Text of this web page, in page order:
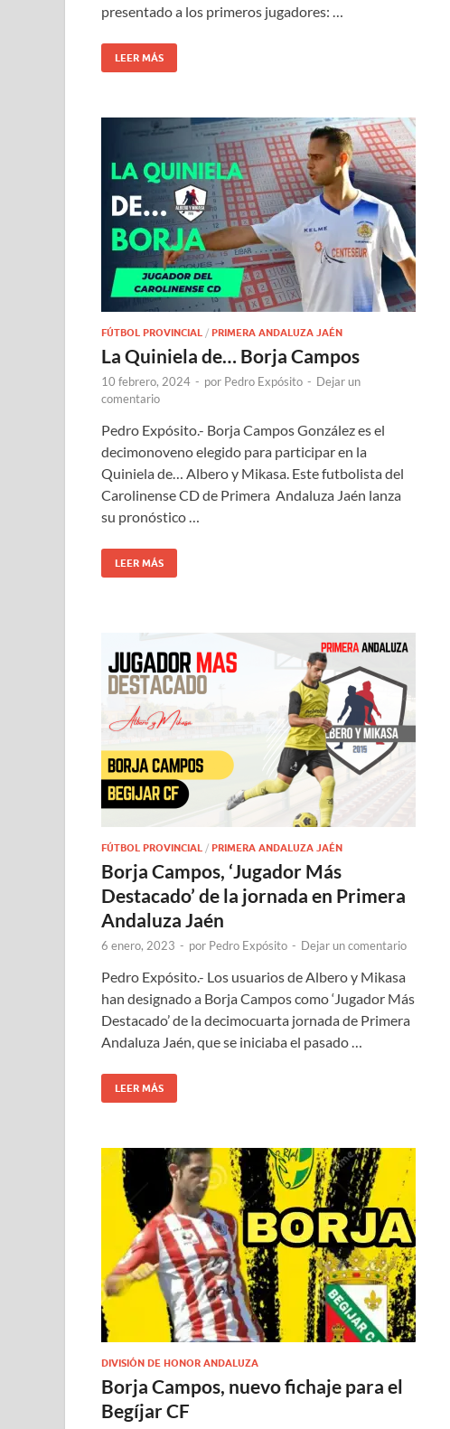
presentado a los primeros jugadores: …
LEER MÁS
FÚTBOL PROVINCIAL / PRIMERA ANDALUZA JAÉN
La Quiniela de… Borja Campos
10 febrero, 2024 - por Pedro Expósito - Dejar un
comentario
Pedro Expósito.- Borja Campos González es el
decimonoveno elegido para participar en la
Quiniela de… Albero y Mikasa. Este futbolista del
Carolinense CD de Primera Andaluza Jaén lanza
su pronóstico …
LEER MÁS
FÚTBOL PROVINCIAL / PRIMERA ANDALUZA JAÉN
Borja Campos, ‘Jugador Más
Destacado’ de la jornada en Primera
Andaluza Jaén
6 enero, 2023 - por Pedro Expósito - Dejar un comentario
Pedro Expósito.- Los usuarios de Albero y Mikasa
han designado a Borja Campos como ‘Jugador Más
Destacado’ de la decimocuarta jornada de Primera
Andaluza Jaén, que se iniciaba el pasado …
LEER MÁS
DIVISIÓN DE HONOR ANDALUZA
Borja Campos, nuevo fichaje para el
Begíjar CF